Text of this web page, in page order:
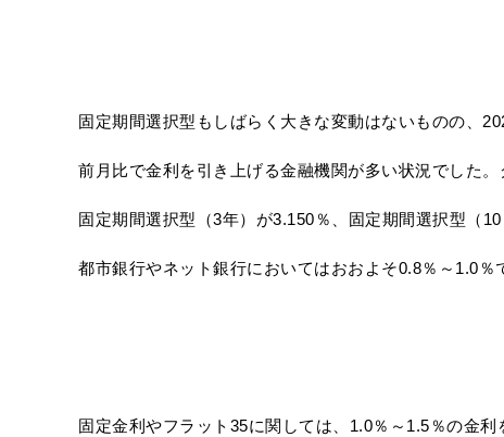
固定期間選択型もしばらく大きな変動はないものの、
前月比で金利を引き上げる金融機関が多い状況でした。
固定期間選択型（3年）が3.150％、固定期間選択型（10
都市銀行やネット銀行においてはおおよそ0.8％～1.0％
固定金利やフラット35に関しては、1.0％～1.5％の金利